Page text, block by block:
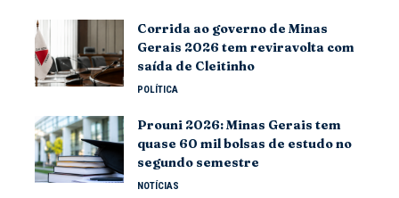
Corrida ao governo de Minas
Gerais 2026 tem reviravolta com
saída de Cleitinho
POLÍTICA
Prouni 2026: Minas Gerais tem
quase 60 mil bolsas de estudo no
segundo semestre
NOTÍCIAS